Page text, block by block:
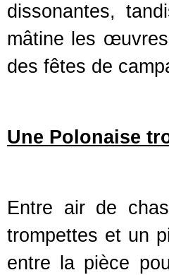
dissonantes,
mâtine les
des fêtes de
Une Polonaise
Entre air de
trompettes et un
entre la pièce